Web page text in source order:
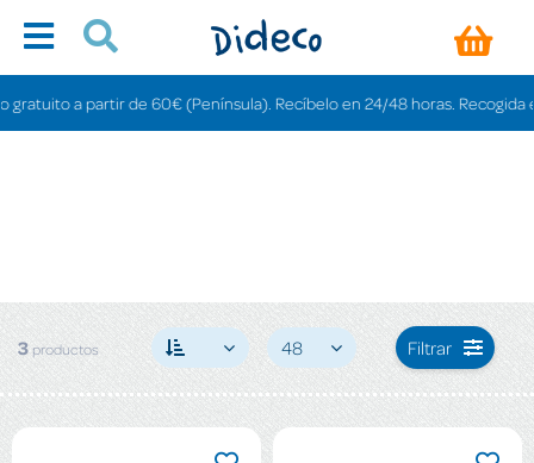
a partir de 60€ (Península). Recíbelo en 24/48 horas. Recogida en
3productos 48 Filtrar